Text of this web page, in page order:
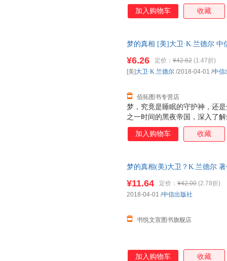
大卫?K.兰德尔也是一个睡梦中
笑、打呼噜，会跳动、踢腿
小儿科医生以及睡眠犯罪研究
什么不同？我们为什么会做梦
这算不算谋杀？ 更有趣的是，
加入购物车 收藏
梦的真相 [美]大卫·K.兰德尔 中
梦，究竟是睡眠的守护神，还
之一时间的黑夜帝国，深入了
大卫?K.兰德尔也是一个睡梦中
笑、打呼噜，会跳动、踢腿
小儿科医生以及睡眠犯罪研究
什么不同？我们为什么会做梦
这算不算谋杀？ 更有趣的是，
¥6.26 定价： ¥42.62 (1.47折)
佰拓图书专营店
[美]大卫·K.兰德尔 /2018-04-01 /中信
加入购物车 收藏
梦的真相(美)大卫？K.兰德尔
¥11.64 定价： ¥42.00 (2.78折)
书悦文宣图书旗舰店
2018-04-01 /中信出版社
加入购物车 收藏